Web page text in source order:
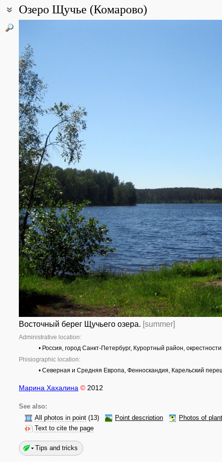
Озеро Щучье (Комарово)
Point description:
All photos
Восточный берег Щучьего озера. [summer]
Administrative location:
• Россия, город Санкт-Петербург, Курортный район,
Phisiographic location:
• Северная и Средняя Европа, Фенноскандия, Карельский
Марина Хахалина © 2012
See also:
All photos in point (13) Point description
Photos of
Text to cite the page
Tips and tricks